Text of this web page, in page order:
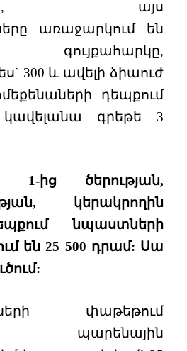
այս
առաջարկում են
գույքահարկը,
300 և ավելի ձիաուժ
դեպքում
կավելանա գրեթե 3
1-ից ծերության,
կերակրողին
նպաստների
են 25 500 դրամ: Սա
փաթեթում
պարենային